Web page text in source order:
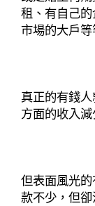
租、有自己
市場的大戶
真正的有錢
方面的收入
但表面風光
款不少，但